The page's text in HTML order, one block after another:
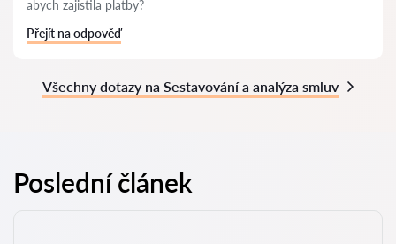
abych zajistila platby?
Přejít na odpověď
Všechny dotazy na Sestavování a analýza smluv
Poslední článek